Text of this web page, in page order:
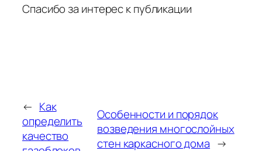
Спасибо за интерес к публикации
← Как
определить
качество
Особенности и порядок
возведения многослойных
стен каркасного дома →